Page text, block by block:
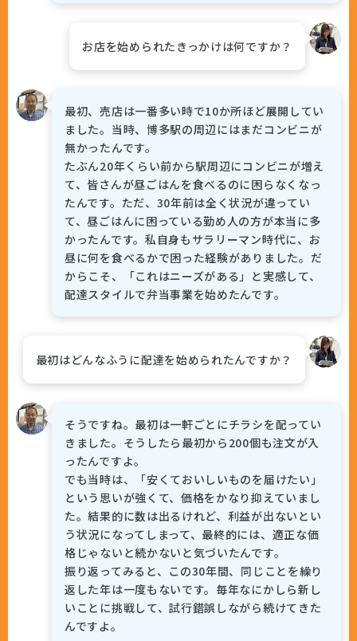
お店を始められたきっかけは何ですか？
最初、売店は一番多い時で10か所ほど展開してい
ました。当時、博多駅の周辺にはまだコンビニが
無かったんです。
たぶん20年くらい前から駅周辺にコンビニが増え
て、皆さんが昼ごはんを食べるのに困らなくなっ
たんです。ただ、30年前は全く状況が違ってい
て、昼ごはんに困っている勤め人の方が本当に多
かったんです。私自身もサラリーマン時代に、お
昼に何を食べるかで困った経験がありました。だ
からこそ、「これはニーズがある」と実感して、
配達スタイルで弁当事業を始めたんです。
最初はどんなふうに配達を始められたんですか？
そうですね。最初は一軒ごとにチラシを配ってい
きました。そうしたら最初から200個も注文が入
ったんですよ。
でも当時は、「安くておいしいものを届けたい」
という思いが強くて、価格をかなり抑えていまし
た。結果的に数は出るけれど、利益が出ないとい
う状況になってしまって、最終的には、適正な価
格じゃないと続かないと気づいたんです。
振り返ってみると、この30年間、同じことを繰り
返した年は一度もないです。毎年なにかしら新し
いことに挑戦して、試行錯誤しながら続けてきた
んですよ。